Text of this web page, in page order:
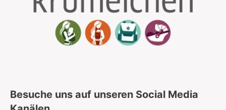
Besuche uns auf unseren Social Media